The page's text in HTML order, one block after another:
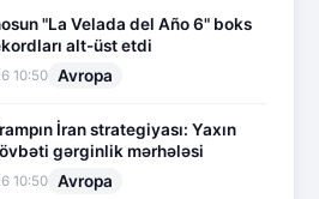
"La Velada del Año 6" boks
alt-üst etdi
10:50 Avropa
İran strategiyası: Yaxın
gərginlik mərhələsi
10:50 Avropa